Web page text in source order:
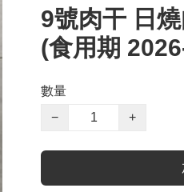
9號肉干 日
(食用期
數量
−
+